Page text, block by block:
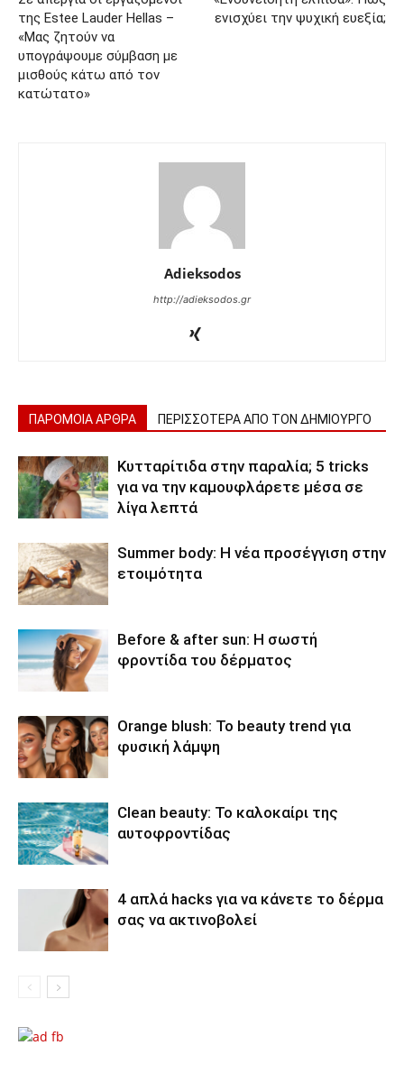
της Estee Lauder Hellas –
«Μας ζητούν να
υπογράψουμε σύμβαση με
μισθούς κάτω από τον
κατώτατο»
ενισχύει την ψυχική ευεξία;
Adieksodos
http://adieksodos.gr
ΠΑΡΟΜΟΙΑ ΑΡΘΡΑ ΠΕΡΙΣΣΟΤΕΡΑ ΑΠΟ ΤΟΝ ΔΗΜΙΟΥΡΓΟ
Κυτταρίτιδα στην παραλία; 5 tricks
για να την καμουφλάρετε μέσα σε
λίγα λεπτά
Summer body: Η νέα προσέγγιση στην
ετοιμότητα
Before & after sun: Η σωστή
φροντίδα του δέρματος
Orange blush: Το beauty trend για
φυσική λάμψη
Clean beauty: Το καλοκαίρι της
αυτοφροντίδας
4 απλά hacks για να κάνετε το δέρμα
σας να ακτινοβολεί